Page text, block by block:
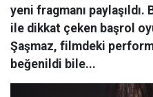
yeni fragmanı
ile dikkat çeken başrol
Şaşmaz, filmdeki
beğenildi bile...